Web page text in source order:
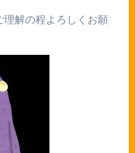
理解の程よろしくお願